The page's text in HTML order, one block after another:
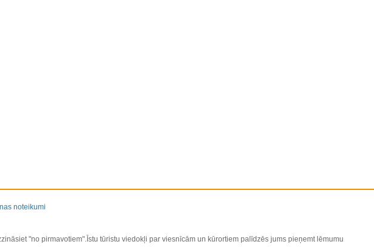
noteikumi
"no pirmavotiem".Īstu tūristu viedokļi par viesnīcām un kūrortiem palīdzēs jums pieņemt lēmumu